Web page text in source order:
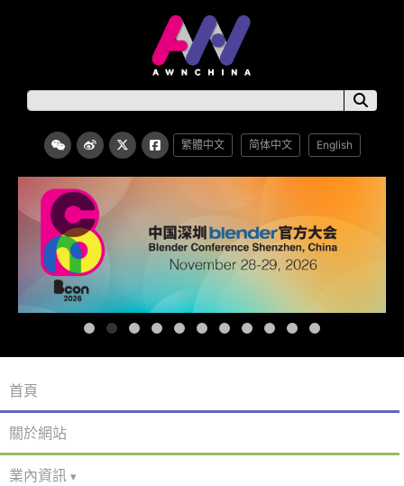
繁體中文 简体中文 English
首頁
關於網站
業內資訊